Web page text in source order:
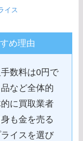
イス
め理由
数料は0円で
など全体的
に買取業者
も金を売る
イスを選び